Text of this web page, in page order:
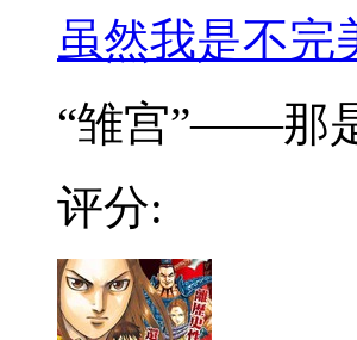
虽然我是不完
“雏宫”——那
评分: